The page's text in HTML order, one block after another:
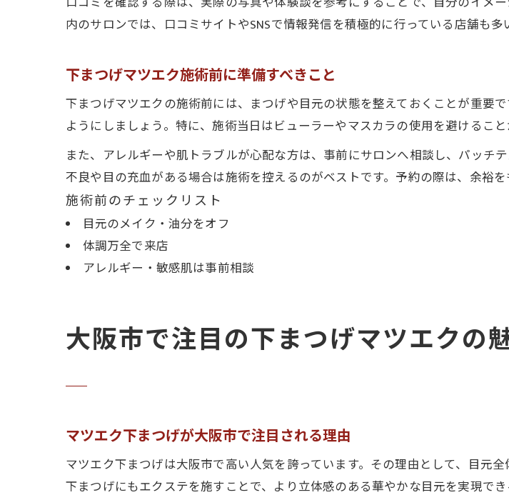
内のサロンでは、口コミサイトやSNSで情報発信を積極的に行っている店舗も多
下まつげマツエク施術前に準備すべきこと
下まつげマツエクの施術前には、まつげや目元の状態を整えておくことが重要
ようにしましょう。特に、施術当日はビューラーやマスカラの使用を避けること
また、アレルギーや肌トラブルが心配な方は、事前にサロンへ相談し、パッチ
不良や目の充血がある場合は施術を控えるのがベストです。予約の際は、余裕を
施術前のチェックリスト
目元のメイク・油分をオフ
体調万全で来店
アレルギー・敏感肌は事前相談
大阪市で注目の下まつげマツエクの
マツエク下まつげが大阪市で注目される理由
マツエク下まつげは大阪市で高い人気を誇っています。その理由として、目元
下まつげにもエクステを施すことで、より立体感のある華やかな目元を実現で